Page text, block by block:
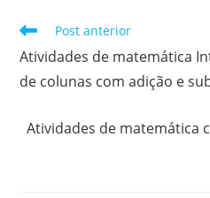
Leia
artigos
Post anterior
Atividades de matemática
de colunas com adição e
Atividades de matemática